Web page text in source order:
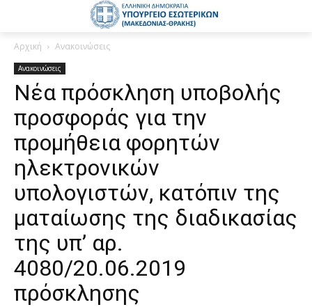
Αρχική Ανακοινώσεις
Ανακοινώσεις
Νέα πρόσκληση υποβολής
προσφοράς για την
προμήθεια φορητών
ηλεκτρονικών
υπολογιστών, κατόπιν της
ματαίωσης της διαδικασίας
της υπ’ αρ.
4080/20.06.2019
πρόσκλησης